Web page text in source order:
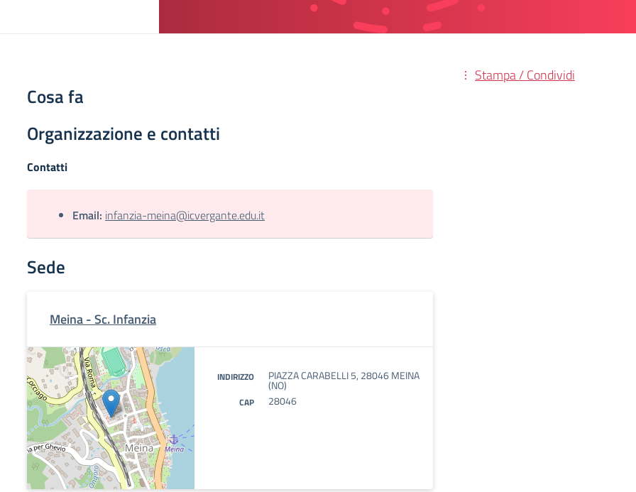
Stampa / Condividi
Cosa fa
Organizzazione e contatti
Contatti
Email: infanzia-meina@icvergante.edu.it
Sede
Meina - Sc. Infanzia
INDIRIZZO PIAZZA CARABELLI 5, 28046 MEINA
(NO)
CAP 28046